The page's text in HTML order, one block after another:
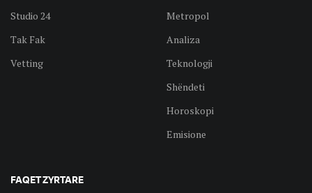
Studio 24
Tak Fak
Vetting
Metropol
Analiza
Teknologji
Shëndeti
Horoskopi
Emisione
FAQET ZYRTARE